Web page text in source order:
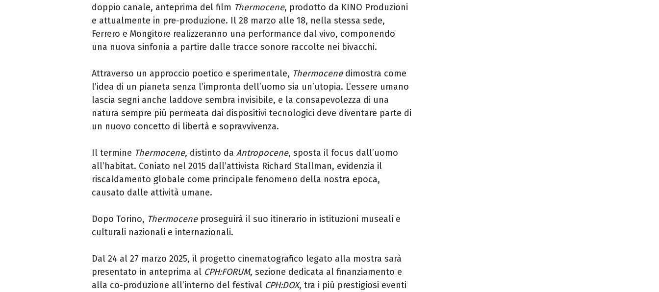
doppio canale, anteprima del film Thermocene, prodotto da KINO Produzioni
e attualmente in pre-produzione. Il 28 marzo alle 18, nella stessa sede,
Ferrero e Mongitore realizzeranno una performance dal vivo, componendo
una nuova sinfonia a partire dalle tracce sonore raccolte nei bivacchi.
Attraverso un approccio poetico e sperimentale, Thermocenedimostra come
l’idea di un pianeta senza l’impronta dell’uomo sia un’utopia. L’essere umano
lascia segni anche laddove sembra invisibile, e la consapevolezza di una
natura sempre più permeata dai dispositivi tecnologici deve diventare parte di
un nuovo concetto di libertà e sopravvivenza.
Il termine Thermocene, distinto da Antropocene, sposta il focus dall’uomo
all’habitat. Coniato nel 2015 dall’attivista Richard Stallman, evidenzia il
riscaldamento globale come principale fenomeno della nostra epoca,
causato dalle attività umane.
Dopo Torino, Thermoceneproseguirà il suo itinerario in istituzioni museali e
culturali nazionali e internazionali.
Dal 24 al 27 marzo 2025, il progetto cinematografico legato alla mostra sarà
presentato in anteprima al CPH:FORUM, sezione dedicata al finanziamento e
alla co-produzione all’interno del festival CPH:DOX, tra i più prestigiosi eventi